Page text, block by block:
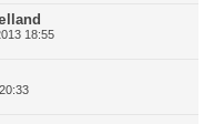
18:55